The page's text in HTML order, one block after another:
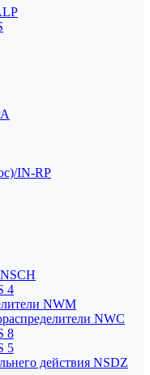
IN-RP
4
NWM
NWC
8
5
действия NSDZ